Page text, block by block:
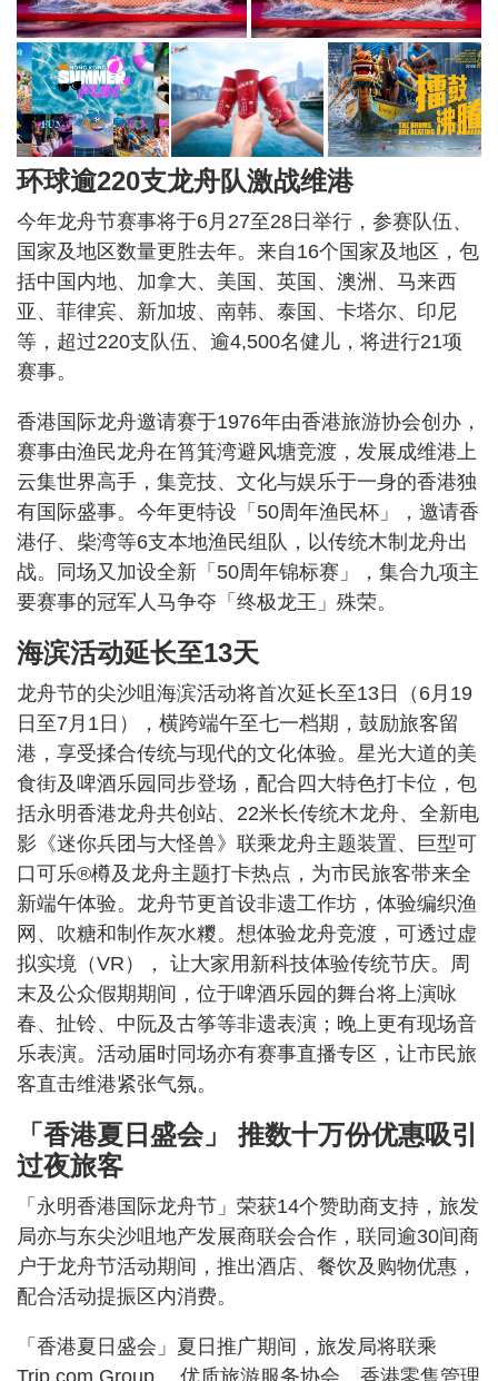
环球逾220支龙舟队激战维港
今年龙舟节赛事将于6月27至28日举行，参赛队伍、
国家及地区数量更胜去年。来自16个国家及地区，包
括中国内地、加拿大、美国、英国、澳洲、马来西
亚、菲律宾、新加坡、南韩、泰国、卡塔尔、印尼
等，超过220支队伍、逾4,500名健儿，将进行21项
赛事。
香港国际龙舟邀请赛于1976年由香港旅游协会创办，
赛事由渔民龙舟在筲箕湾避风塘竞渡，发展成维港上
云集世界高手，集竞技、文化与娱乐于一身的香港独
有国际盛事。今年更特设「50周年渔民杯」，邀请香
港仔、柴湾等6支本地渔民组队，以传统木制龙舟出
战。同场又加设全新「50周年锦标赛」，集合九项主
要赛事的冠军人马争夺「终极龙王」殊荣。
海滨活动延长至13天
龙舟节的尖沙咀海滨活动将首次延长至13日（6月19
日至7月1日），横跨端午至七一档期，鼓励旅客留
港，享受揉合传统与现代的文化体验。星光大道的美
食街及啤酒乐园同步登场，配合四大特色打卡位，包
括永明香港龙舟共创站、22米长传统木龙舟、全新电
影《迷你兵团与大怪兽》联乘龙舟主题装置、巨型可
口可乐®樽及龙舟主题打卡热点，为市民旅客带来全
新端午体验。龙舟节更首设非遗工作坊，体验编织渔
网、吹糖和制作灰水糭。想体验龙舟竞渡，可透过虚
拟实境（VR）， 让大家用新科技体验传统节庆。周
末及公众假期期间，位于啤酒乐园的舞台将上演咏
春、扯铃、中阮及古筝等非遗表演；晚上更有现场音
乐表演。活动届时同场亦有赛事直播专区，让市民旅
客直击维港紧张气氛。
「香港夏日盛会」 推数十万份优惠吸引
过夜旅客
「永明香港国际龙舟节」荣获14个赞助商支持，旅发
局亦与东尖沙咀地产发展商联会合作，联同逾30间商
户于龙舟节活动期间，推出酒店、餐饮及购物优惠，
配合活动提振区内消费。
「香港夏日盛会」夏日推广期间，旅发局将联乘